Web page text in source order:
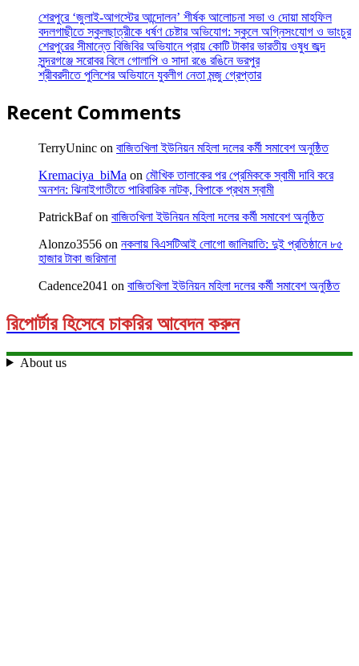
শেরপুরে ‘জুলাই-আগস্টের আন্দোলন’ শীর্ষক আলোচনা সভা ও দোয়া মাহফিল
বদলগাছীতে স্কুলছাত্রীকে ধর্ষণ চেষ্টার অভিযোগ: স্কুলে অগ্নিসংযোগ ও ভাংচুর
শেরপুরের সীমান্তে বিজিবির অভিযানে প্রায় কোটি টাকার ভারতীয় ওষুধ জব্দ
সুন্দরগঞ্জে সরোবর বিলে গোলাপি ও সাদা রঙে রঙিনে ভরপুর
শ্রীবরদীতে পুলিশের অভিযানে যুবলীগ নেতা মন্জু গ্রেপ্তার
Recent Comments
TerryUninc on বাজিতখিলা ইউনিয়ন মহিলা দলের কর্মী সমাবেশ অনুষ্ঠিত
Kremaciya_biMa on মৌখিক তালাকের পর প্রেমিককে স্বামী দাবি করে
অনশন: ঝিনাইগাতীতে পারিবারিক নাটক, বিপাকে প্রথম স্বামী
PatrickBafon বাজিতখিলা ইউনিয়ন মহিলা দলের কর্মী সমাবেশ অনুষ্ঠিত
Alonzo3556 on নকলায় বিএসটিআই লোগো জালিয়াতি: দুই প্রতিষ্ঠানে ৮৫
হাজার টাকা জরিমানা
Cadence2041 on বাজিতখিলা ইউনিয়ন মহিলা দলের কর্মী সমাবেশ অনুষ্ঠিত
রিপোর্টার হিসেবে চাকরির আবেদন করুন
About us